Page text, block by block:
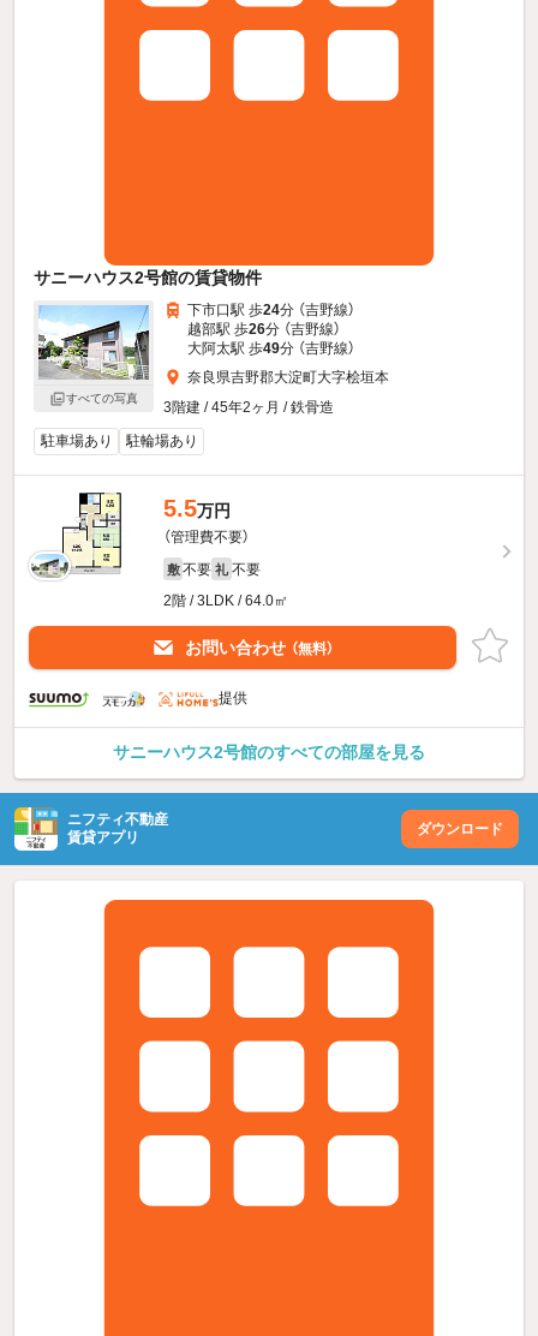
サニーハウス2号館の賃貸物件
すべての写真
下市口駅 歩24分 （吉野線）
越部駅 歩26分 （吉野線）
大阿太駅 歩49分 （吉野線）
奈良県吉野郡大淀町大字桧垣本
3階建 / 45年2ヶ月 / 鉄骨造
駐車場あり
駐輪場あり
5.5万円
（管理費不要）
敷 不要 礼 不要
2階 / 3LDK / 64.0㎡
お問い合わせ （無料）
提供
サニーハウス2号館のすべての部屋を見る
ニフティ不動産
賃貸アプリ
ダウンロード